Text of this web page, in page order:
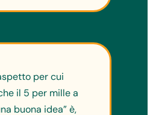
per cui
il 5 per mille a
buona idea” è,